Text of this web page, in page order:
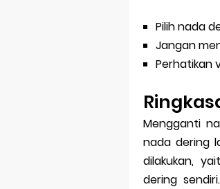
Pilih nada
Jangan
Perhatikan
Mengganti
nada dering
dilakukan,
dering